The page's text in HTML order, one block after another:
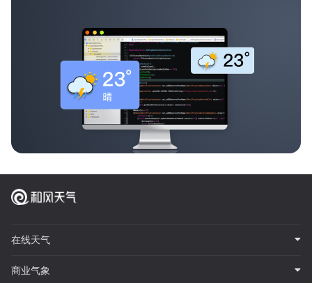
在线天气
商业气象